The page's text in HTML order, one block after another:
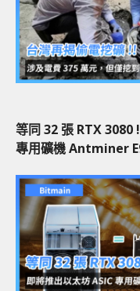
等同 32 張 RTX
專用礦機 Antminer